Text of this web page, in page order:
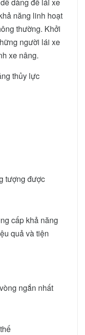
năng linh hoạt
thường. Khởi
người lái xe
xe nâng.
thủy lực
tượng được
cấp khả năng
quả và tiện
ngắn nhất